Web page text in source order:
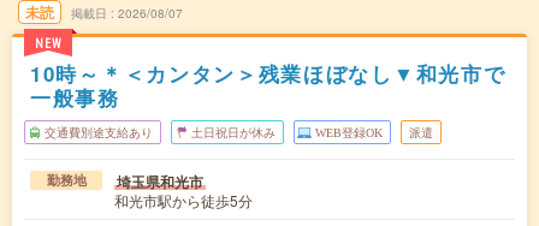
未読
NEW
掲載日 2026/08/07
10時～＊＜カンタン＞残業ほぼなし▼和光市で
一般事務
交通費別途支給あり 土日祝日が休み WEB登録OK 派遣
勤務地 埼玉県和光市
和光市駅から徒歩5分